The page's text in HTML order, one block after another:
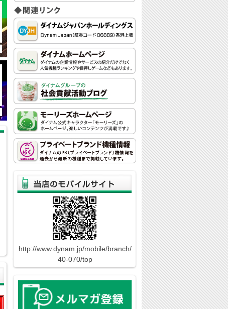
http://www.dynam.jp/mobile/branch/
40-070/top